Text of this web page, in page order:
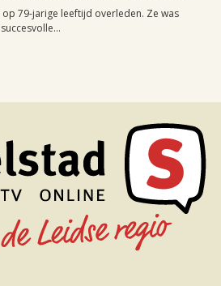
op 79-jarige leeftijd overleden. Ze was